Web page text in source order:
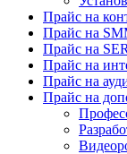
Прайс на
Прайс на
Прайс на
Прайс на
Прайс на
Прайс на